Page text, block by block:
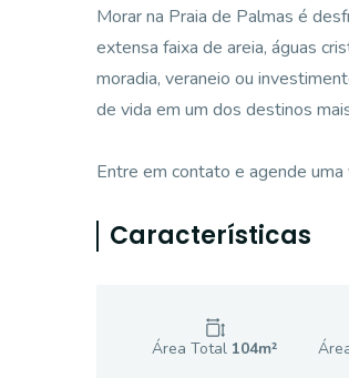
Morar na Praia de Palmas é
extensa faixa de areia, águas
moradia, veraneio ou
de vida em um dos destinos
Entre em contato e agende uma
Características
Área Total 104m²